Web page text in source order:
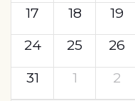
17
18 19
24
25 26
31
1 2